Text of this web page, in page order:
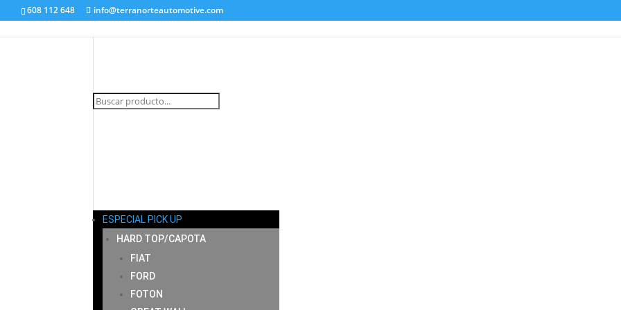
608 112 648 info@terranorteautomotive.com
INICIO
ESPECIAL PICK UP
HARD TOP/CAPOTA
FIAT
FORD
FOTON